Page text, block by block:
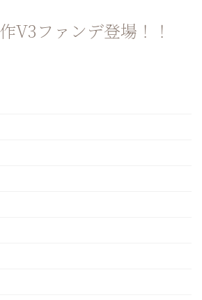
ファンデ登場！！